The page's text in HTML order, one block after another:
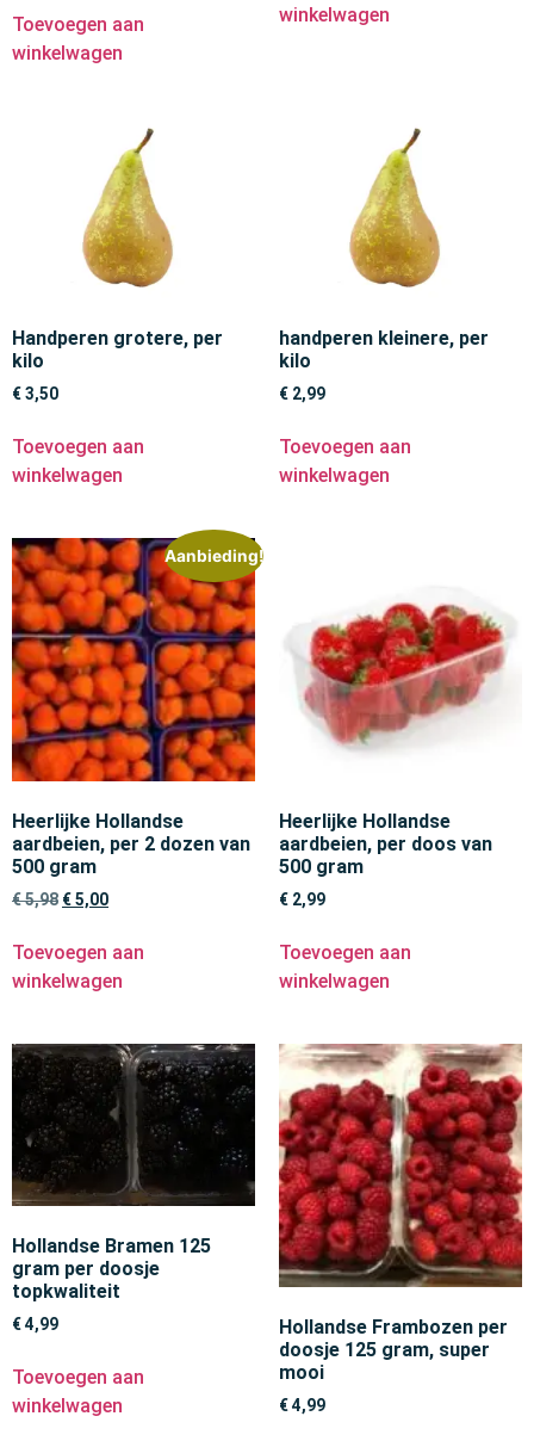
Toevoegen aan
winkelwagen
winkelwagen
Handperen grotere, per
kilo
€3,50
Toevoegen aan
winkelwagen
handperen kleinere, per
kilo
€ 2,99
Toevoegen aan
winkelwagen
Aanbieding!
Heerlijke Hollandse
aardbeien, per 2 dozen van
500 gram
€5,98 €5,00
Toevoegen aan
winkelwagen
Heerlijke Hollandse
aardbeien, per doos van
500 gram
€ 2,99
Toevoegen aan
winkelwagen
Hollandse Bramen 125
gram per doosje
topkwaliteit
€4,99
Toevoegen aan
winkelwagen
Hollandse Frambozen per
doosje 125 gram, super
mooi
€4,99